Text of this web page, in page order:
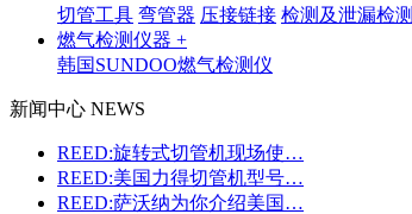
切管工具 弯管器 压接链接 检测及泄漏检测
燃气检测仪器 +
韩国SUNDOO燃气检测仪
新闻中心 NEWS
REED:旋转式切管机现场使…
REED:美国力得切管机型号…
REED:萨沃纳为你介绍美国…